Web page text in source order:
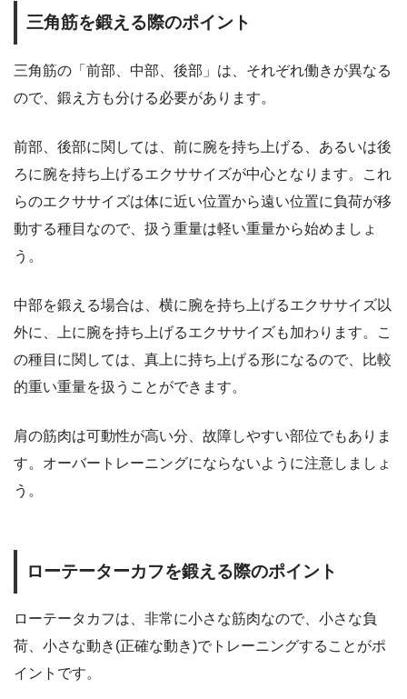
三角筋を鍛える際のポイント
三角筋の「前部、中部、後部」は、それぞれ働きが異なる
ので、鍛え方も分ける必要があります。
前部、後部に関しては、前に腕を持ち上げる、あるいは後
ろに腕を持ち上げるエクササイズが中心となります。これ
らのエクササイズは体に近い位置から遠い位置に負荷が移
動する種目なので、扱う重量は軽い重量から始めましょ
う。
中部を鍛える場合は、横に腕を持ち上げるエクササイズ以
外に、上に腕を持ち上げるエクササイズも加わります。こ
の種目に関しては、真上に持ち上げる形になるので、比較
的重い重量を扱うことができます。
肩の筋肉は可動性が高い分、故障しやすい部位でもありま
す。オーバートレーニングにならないように注意しましょ
う。
ローテーターカフを鍛える際のポイント
ローテータカフは、非常に小さな筋肉なので、小さな負
荷、小さな動き(正確な動き)でトレーニングすることがポ
イントです。